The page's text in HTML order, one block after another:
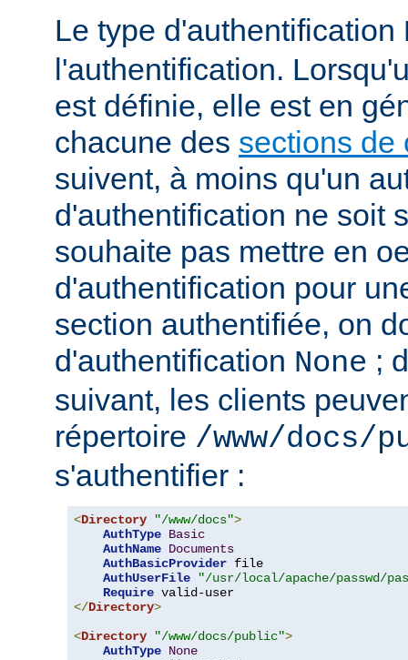
Le type d'authentification
l'authentification.
est définie, elle est en
chacune des sections de
suivent, à moins qu'un
d'authentification ne soit
souhaite pas mettre en
d'authentification pour
section authentifiée, on
d'authentification None ;
suivant, les clients
répertoire /www/docs/
s'authentifier :
<Directory "/www/docs">
AuthType Basic
AuthName Documents
AuthBasicProvider file
AuthUserFile
"/usr/local/apache/passwd/
Require
</Directory>
<Directory "/www/docs/public">
AuthType None